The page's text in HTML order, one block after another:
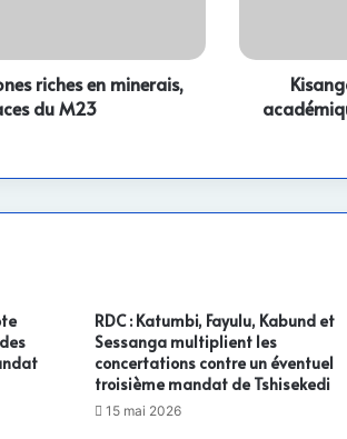
riches en minerais,
du M23
paralysées
l’enlèvement
RDC : Katumbi, Fayulu, Kabund et
Sessanga multiplient les
concertations contre un éventuel
troisième mandat de Tshisekedi
15 mai 2026